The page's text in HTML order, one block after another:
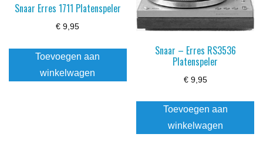
Snaar Erres 1711 Platenspeler
€ 9,95
Toevoegen aan
winkelwagen
Snaar – Erres RS3536
Platenspeler
€9,95
Toevoegen aan
winkelwagen